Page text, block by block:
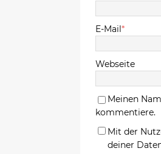
E-Mail*
Webseite
Meinen
kommentiere.
Mit der
deiner